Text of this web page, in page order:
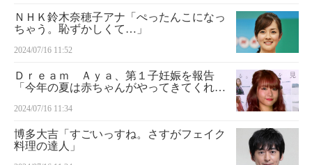
ＮＨＫ鈴木奈穂子アナ「ぺったんこになっ
ちゃう。恥ずかしくて…」
2024/07/16 11:52
Ｄｒｅａｍ Ａｙａ、第１子妊娠を報告
「今年の夏は赤ちゃんがやってきてくれま
2024/07/16 11:34
博多大吉「すごいっすね。さすがフェイク
料理の達人」